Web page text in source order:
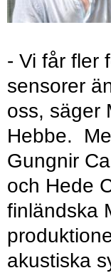
- Vi får fler
sensorer
oss, säger
Hebbe.
Gungnir
och Hede
finländska
akustiska